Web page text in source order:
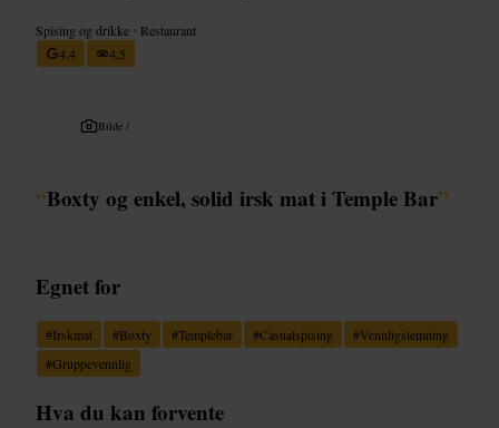
Spising og drikke • Restaurant
4,4
4,5
Bilde /
“Boxty og enkel, solid irsk mat i Temple Bar”
Egnet for
#Irskmat #Boxty #Templebar #Casualspising #Vennligstemning
#Gruppevennlig
Hva du kan forvente